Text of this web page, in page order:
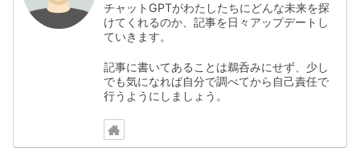
チャットGPTがわたしたちにどんな未来を探
けてくれるのか、記事を日々アップデートし
ていきます。
記事に書いてあることは鵜呑みにせず、少し
でも気になれば自分で調べてから自己責任で
行うようにしましょう。